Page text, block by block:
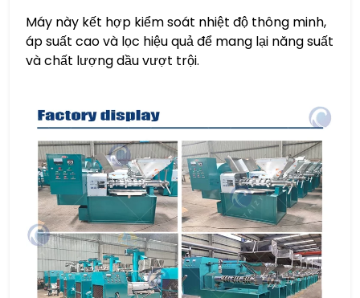
Máy này kết hợp kiểm soát nhiệt độ thông minh,
áp suất cao và lọc hiệu quả để mang lại năng suất
và chất lượng dầu vượt trội.